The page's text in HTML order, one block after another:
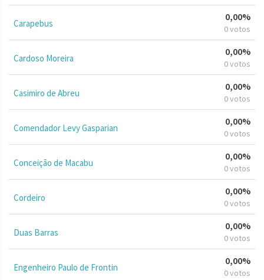
Carapebus
0,00%
0 votos
Cardoso Moreira
0,00%
0 votos
Casimiro de Abreu
0,00%
0 votos
Comendador Levy Gasparian
0,00%
0 votos
Conceição de Macabu
0,00%
0 votos
Cordeiro
0,00%
0 votos
Duas Barras
0,00%
0 votos
Engenheiro Paulo de Frontin
0,00%
0 votos